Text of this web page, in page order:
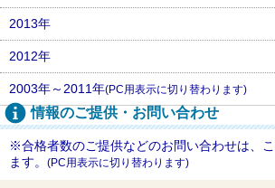
2013年
2012年
2003年～2011年(PC用表示に切り替わります)
情報のご提供・お問い合わせ
※合格者数のご提供などのお問い合わせは、
ます。 (PC用表示に切り替わります)